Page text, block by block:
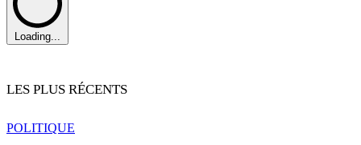
Loading...
LES PLUS RÉCENTS
POLITIQUE